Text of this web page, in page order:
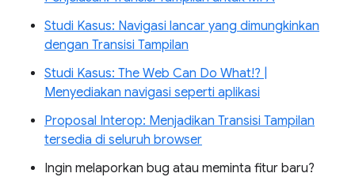
Studi Kasus: Navigasi lancar yang dimungkinkan
dengan Transisi Tampilan
Studi Kasus: The Web Can Do What!? |
Menyediakan navigasi seperti aplikasi
Proposal Interop: Menjadikan Transisi Tampilan
tersedia di seluruh browser
Ingin melaporkan bug atau meminta fitur baru?